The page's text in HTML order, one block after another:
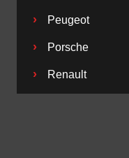
› Peugeot
› Porsche
› Renault